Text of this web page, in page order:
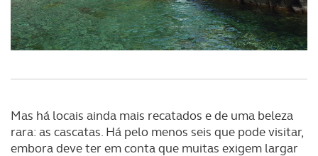
Mas há locais ainda mais recatados e de uma beleza
rara: as cascatas. Há pelo menos seis que pode visitar,
embora deve ter em conta que muitas exigem largar